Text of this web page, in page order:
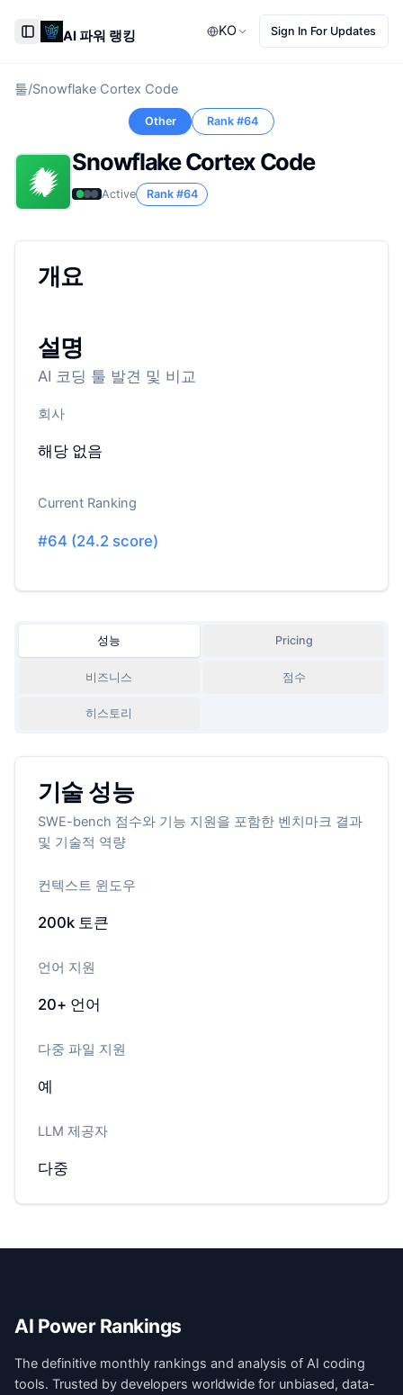
Toggle Sidebar
AI 파워 랭킹 KO Sign In For Updates
툴/Snowflake Cortex Code
Other Rank #64
Snowflake Cortex Code
Active Rank #64
개요
설명
AI 코딩 툴 발견 및 비교
회사
해당 없음
Current Ranking
#64 (24.2 score)
성능 Pricing
비즈니스 점수
히스토리
기술 성능
SWE-bench 점수와 기능 지원을 포함한 벤치마크 결과
및 기술적 역량
컨텍스트 윈도우
200k 토큰
언어 지원
20+ 언어
다중 파일 지원
예
LLM 제공자
다중
AI Power Rankings
The definitive monthly rankings and analysis of AI coding
tools. Trusted by developers worldwide for unbiased, data-